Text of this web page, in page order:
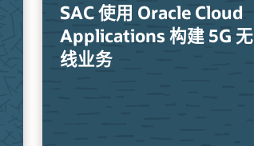
SAC 使用 Oracle Cloud
Applications 构建 5G 无
线业务